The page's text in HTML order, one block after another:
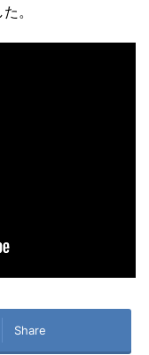
。
Share